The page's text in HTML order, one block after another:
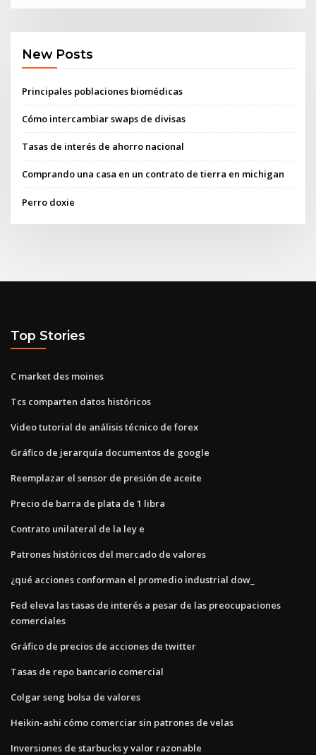
New Posts
Principales poblaciones biomédicas
Cómo intercambiar swaps de divisas
Tasas de interés de ahorro nacional
Comprando una casa en un contrato de tierra en michigan
Perro doxie
Top Stories
C market des moines
Tcs comparten datos históricos
Video tutorial de análisis técnico de forex
Gráfico de jerarquía documentos de google
Reemplazar el sensor de presión de aceite
Precio de barra de plata de 1 libra
Contrato unilateral de la ley e
Patrones históricos del mercado de valores
¿qué acciones conforman el promedio industrial dow_
Fed eleva las tasas de interés a pesar de las preocupaciones
comerciales
Gráfico de precios de acciones de twitter
Tasas de repo bancario comercial
Colgar seng bolsa de valores
Heikin-ashi cómo comerciar sin patrones de velas
Inversiones de starbucks y valor razonable